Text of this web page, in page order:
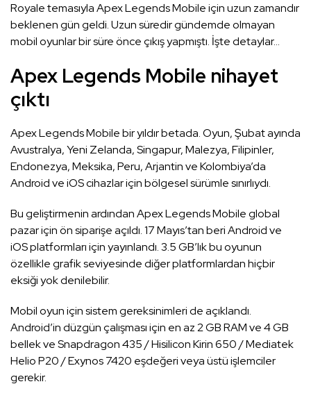
Royale temasıyla Apex Legends Mobile için uzun zamandır
beklenen gün geldi. Uzun süredir gündemde olmayan
mobil oyunlar bir süre önce çıkış yapmıştı. İşte detaylar…
Apex Legends Mobile nihayet
çıktı
Apex Legends Mobile bir yıldır betada. Oyun, Şubat ayında
Avustralya, Yeni Zelanda, Singapur, Malezya, Filipinler,
Endonezya, Meksika, Peru, Arjantin ve Kolombiya’da
Android ve iOS cihazlar için bölgesel sürümle sınırlıydı.
Bu geliştirmenin ardından Apex Legends Mobile global
pazar için ön siparişe açıldı. 17 Mayıs’tan beri Android ve
iOS platformları için yayınlandı. 3.5 GB’lık bu oyunun
özellikle grafik seviyesinde diğer platformlardan hiçbir
eksiği yok denilebilir.
Mobil oyun için sistem gereksinimleri de açıklandı.
Android’in düzgün çalışması için en az 2 GB RAM ve 4 GB
bellek ve Snapdragon 435 / Hisilicon Kirin 650 / Mediatek
Helio P20 / Exynos 7420 eşdeğeri veya üstü işlemciler
gerekir.